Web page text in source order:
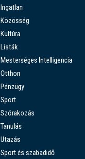
Ingatlan
Közösség
Kultúra
Listák
Mesterséges Intelligencia
Otthon
Pénzügy
Sport
Szórakozás
Tanulás
Utazás
Sport és szabadidő